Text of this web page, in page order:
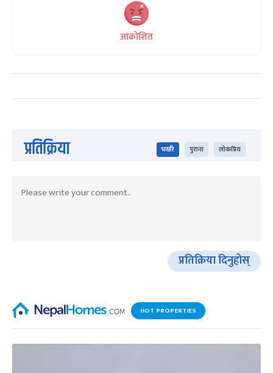
आक्रोशित
प्रतिक्रिया भर्खरै पुराना लोकप्रिय
प्रतिक्रिया दिनुहोस्
HOT PROPERTIES